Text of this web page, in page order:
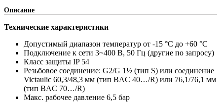
Описание
Технические характеристики
Допустимый диапазон температур от -15 °C до +60 °C
Подключение к сети 3~400 В, 50 Гц (другие по запросу)
Класс защиты IP 54
Резьбовое соединение: G2/G 1½ (тип S) или соединение
Victaulic 60,3/48,3 мм (тип BAC 40…/R) или 76,1/76,1 мм
(тип BAC 70…/R)
Макс. рабочее давление 6,5 бар